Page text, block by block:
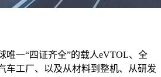
唯一“四证齐全”的载人eVTOL、全
车工厂、以及从材料到整机、从研发